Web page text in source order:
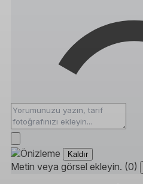
Kaldır
Metin veya görsel ekleyin. (0)